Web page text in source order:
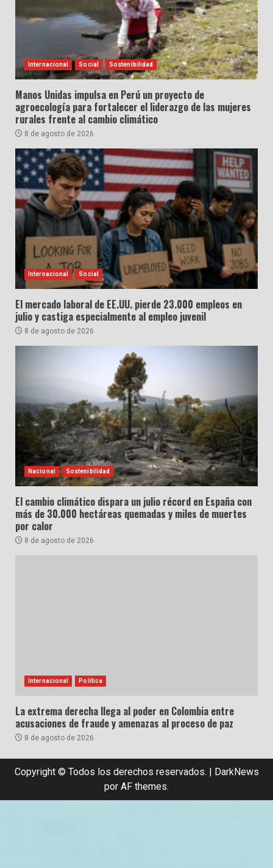
Internacional Social Sostenibilidad
Manos Unidas impulsa en Perú un proyecto de
agroecología para fortalecer el liderazgo de las mujeres
rurales frente al cambio climático
8 de agosto de 2026
Internacional Social
El mercado laboral de EE.UU. pierde 23.000 empleos en
julio y castiga especialmente al empleo juvenil
8 de agosto de 2026
Nacional Sostenibilidad
El cambio climático dispara un julio récord en España con
más de 30.000 hectáreas quemadas y miles de muertes
por calor
8 de agosto de 2026
Internacional Política
La extrema derecha llega al poder en Colombia entre
acusaciones de fraude y amenazas al proceso de paz
8 de agosto de 2026
Copyright © Todos los derechos reservados. | DarkNews
por AF themes.